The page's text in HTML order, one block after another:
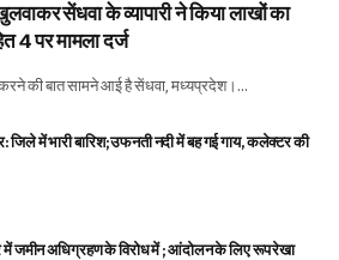
सेंधवा के व्यापारी ने किया लाखों का
पर मामला दर्ज
करने की बात सामने आई है सेंधवा, मध्यप्रदेश।…
जिले में भारी बारिश; उफनती नदी में बह गई गाय, कलेक्टर की
में जमीन अधिग्रहण के विरोध में ; आंदोलन के लिए रूप रेखा